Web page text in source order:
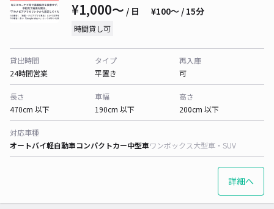
¥1,000〜 / 日 ¥100〜 / 15分
時間貸し可
貸出時間
24時間営業
タイプ
平置き
再入庫
可
長さ
470cm 以下
車幅
190cm 以下
高さ
200cm 以下
対応車種
オートバイ軽自動車コンパクトカー中型車ワンボックス大型車・SUV
詳細へ